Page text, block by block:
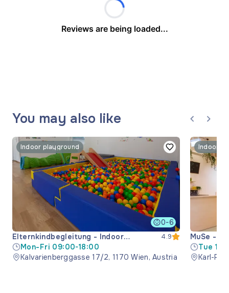
Reviews are being loaded...
You may also like
Indoor playground
0-6
Elternkindbegleitung - Indoor
playground
4.9
Mon-Fri 09:00-18:00
Kalvarienberggasse 17/2, 1170 Wien, Austria
Indoor
MuSe -
space
Tue
Sat-
Karl-